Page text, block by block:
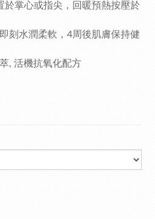
掌心或指尖，回暖預熱按壓於
刻水潤柔軟，4周後肌膚保持健
, 活機抗氧化配方